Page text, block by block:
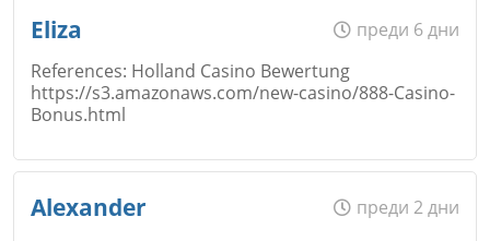
Eliza
преди 6 дни
References: Holland Casino Bewertung
https://s3.amazonaws.com/new-casino/888-Casino-
Bonus.html
Alexander
преди 2 дни